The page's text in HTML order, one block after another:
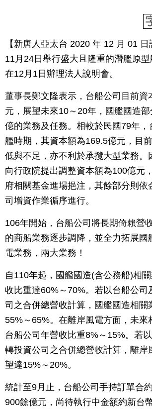
【新唐人亞太台 2020 年 12 月 01
11月24日舉行盛大且隆重的潛艦原型
在12月1日辦理法人說明會。
董事長鄭文隆表示，台船公司目前資
元，展望未來10～20年，國艦國造
億的業務及任務。相較於民國79年，
艦時期，其資本額為169.5億元，目
低與不足，亦不利於承攬大型業務。
向行政院提出調整資本額為100億元
府相關基金進場挹注，其餘部分則依
司增資作業循序進行。
106年開始，台船公司將長期倚賴營
的商船業務逐步調降，並全力拓展國
電業務，兩大業務！
自110年起，國艦國造(含公務船)相
收比重達60%～70%。若以台船公司
司之合併總營收計算，國艦國造相關
55%～65%。在離岸風電方面，未來
台船公司年營收比重8%～15%。若
轉投資公司之合併總營收計算，離岸
望達15%～20%。
統計至9月止，台船公司手持訂單合
900餘億元，尚待執行中金額約新台